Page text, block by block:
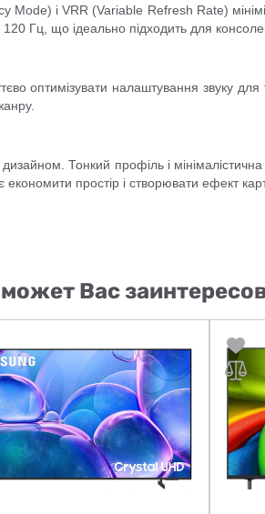
Mode) і VRR (Variable Refresh Rate)
Гц, що ідеально підходить для
оптимізувати налаштування звуку
Тонкий профіль і
простір і створювати ефект
Вас